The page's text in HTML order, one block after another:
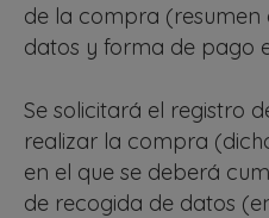
de la compra (resumen
datos y forma de pago
Se solicitará el registro
realizar la compra
en el que se deberá
de recogida de datos